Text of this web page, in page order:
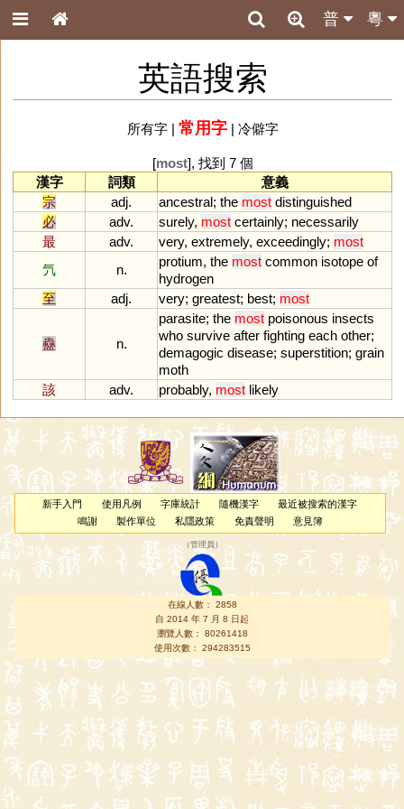
粵
普
英語搜索
所有字| 常用字| 冷僻字
[most], 找到 7 個
漢字
詞類
意義
宗
adj. ancestral; the most distinguished
必
adv. surely, most certainly; necessarily
最
adv. very, extremely, exceedingly; most
氕
n.
protium, the most common isotope of
hydrogen
至
adj. very; greatest; best; most
蠱 n.
parasite; the most poisonous insects
who survive after fighting each other;
demagogic disease; superstition; grain
moth
該
adv. probably, most likely
新手入門 使用凡例 字庫統計 隨機漢字
最近被搜索的漢字
鳴謝
製作單位 私隱政策 免責聲明 意見簿
（管理員 ）
在線人數： 2858
自 2014 年 7 月 8 日起
瀏覽人數： 80261418
使用次數： 294283515